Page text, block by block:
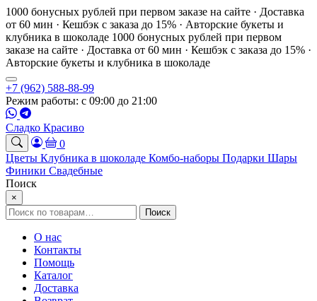
1000 бонусных рублей при первом заказе на сайте · Доставка
от 60 мин · Кешбэк с заказа до 15% · Авторские букеты и
клубника в шоколаде 1000 бонусных рублей при первом
заказе на сайте · Доставка от 60 мин · Кешбэк с заказа до 15% ·
Авторские букеты и клубника в шоколаде
+7 (962) 588-88-99
Режим работы: с 09:00 до 21:00
Сладко Красиво
0
Цветы Клубника в шоколаде Комбо-наборы Подарки Шары
Финики Свадебные
Поиск
×
Искать: Поиск
О нас
Контакты
Помощь
Каталог
Доставка